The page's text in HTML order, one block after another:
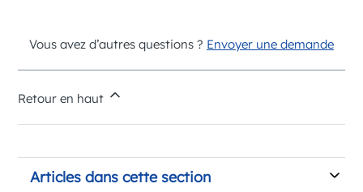
Vous avez d’autres questions ? Envoyer une demande
Retour en haut
Articles dans cette section